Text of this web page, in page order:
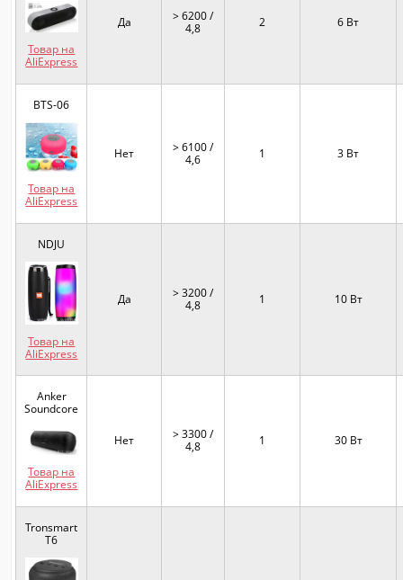
Товар на
AliExpress
Да
> 6200 /
4,8
2 6 Вт
BTS-06
Товар на
AliExpress
Нет
> 6100 /
4,6
1 3 Вт
NDJU
Товар на
AliExpress
Да
> 3200 /
4,8
1 10 Вт
Anker
Soundcore
Товар на
AliExpress
Нет
> 3300 /
4,8
1 30 Вт
Tronsmart
T6